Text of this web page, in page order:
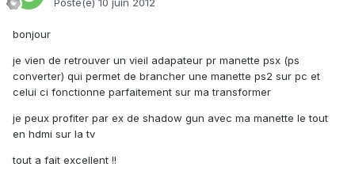
Posté(e) 10 juin 2012
bonjour
je vien de retrouver un vieil adapateur pr manette psx (ps
converter) qui permet de brancher une manette ps2 sur pc et
celui ci fonctionne parfaitement sur ma transformer
je peux profiter par ex de shadow gun avec ma manette le tout
en hdmi sur la tv
tout a fait excellent !!